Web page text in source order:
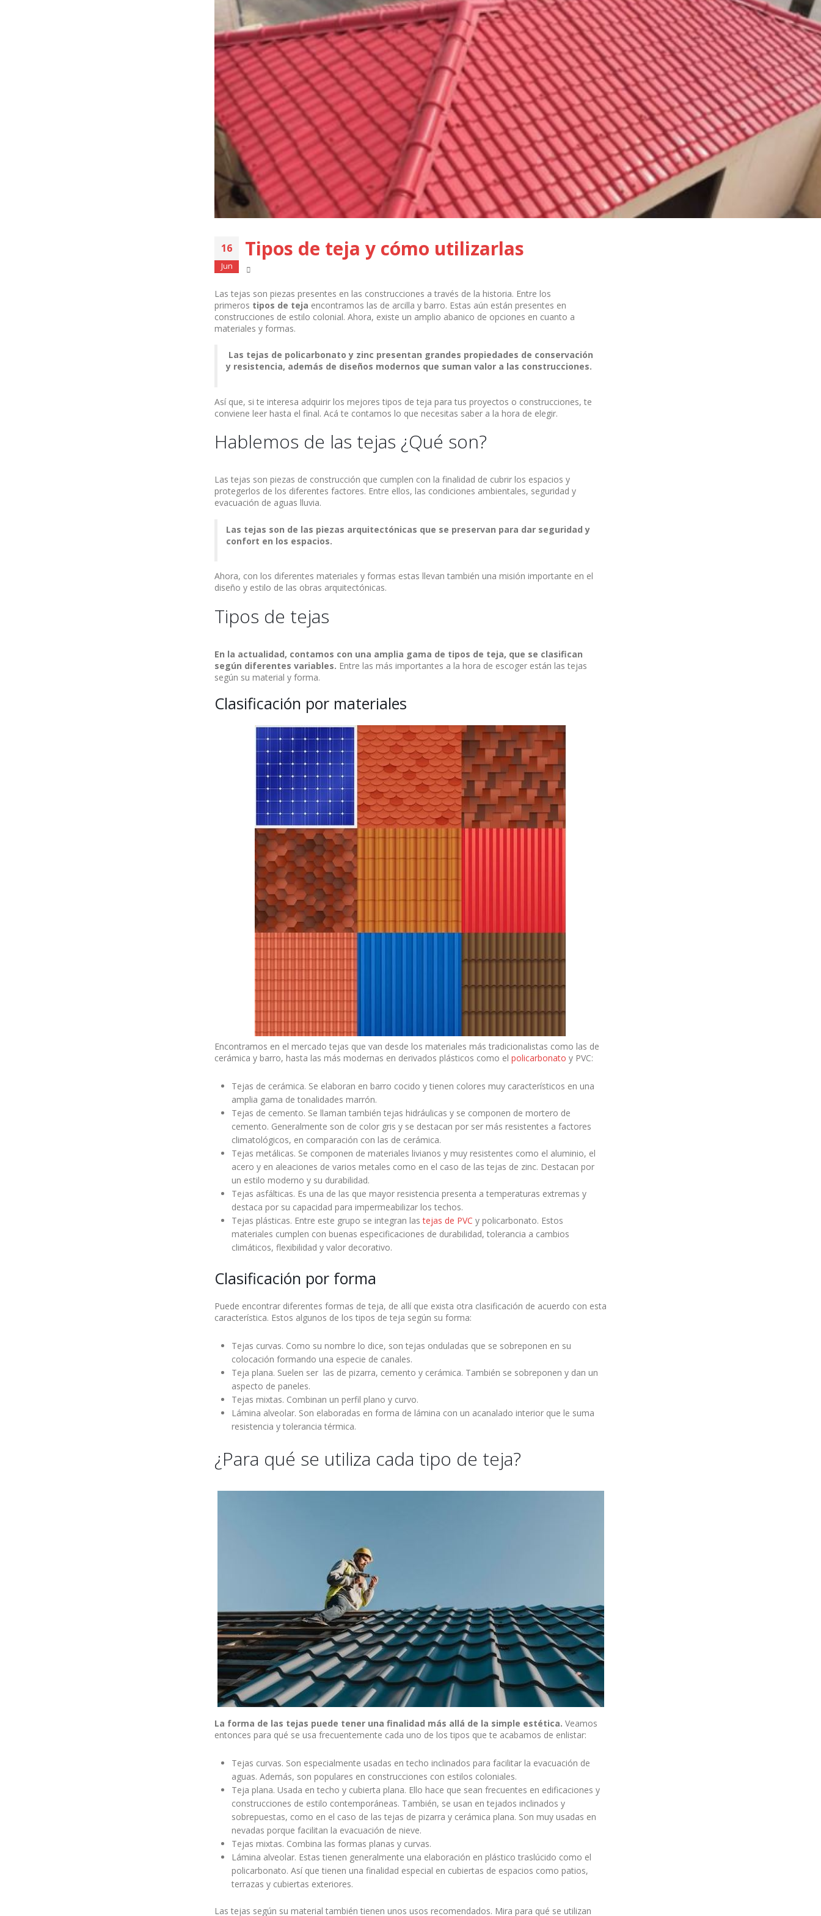
16
Jun
Tipos de teja y cómo utilizarlas
Las tejas son piezas presentes en las construcciones a través de la historia. Entre los
primeros tipos de teja encontramos las de arcilla y barro. Estas aún están presentes en
construcciones de estilo colonial. Ahora, existe un amplio abanico de opciones en cuanto a
materiales y formas.
Las tejas de policarbonato y zinc presentan grandes propiedades de conservación
y resistencia, además de diseños modernos que suman valor a las construcciones.
Así que, si te interesa adquirir los mejores tipos de teja para tus proyectos o construcciones, te
conviene leer hasta el final. Acá te contamos lo que necesitas saber a la hora de elegir.
Hablemos de las tejas ¿Qué son?
Las tejas son piezas de construcción que cumplen con la finalidad de cubrir los espacios y
protegerlos de los diferentes factores. Entre ellos, las condiciones ambientales, seguridad y
evacuación de aguas lluvia.
Las tejas son de las piezas arquitectónicas que se preservan para dar seguridad y
confort en los espacios.
Ahora, con los diferentes materiales y formas estas llevan también una misión importante en el
diseño y estilo de las obras arquitectónicas.
Tipos de tejas
En la actualidad, contamos con una amplia gama de tipos de teja, que se clasifican
según diferentes variables. Entre las más importantes a la hora de escoger están las tejas
según su material y forma.
Clasificación por materiales
Encontramos en el mercado tejas que van desde los materiales más tradicionalistas como las de
cerámica y barro, hasta las más modernas en derivados plásticos como el policarbonato y PVC:
Tejas de cerámica. Se elaboran en barro cocido y tienen colores muy característicos en una
amplia gama de tonalidades marrón.
Tejas de cemento. Se llaman también tejas hidráulicas y se componen de mortero de
cemento. Generalmente son de color gris y se destacan por ser más resistentes a factores
climatológicos, en comparación con las de cerámica.
Tejas metálicas. Se componen de materiales livianos y muy resistentes como el aluminio, el
acero y en aleaciones de varios metales como en el caso de las tejas de zinc. Destacan por
un estilo moderno y su durabilidad.
Tejas asfálticas. Es una de las que mayor resistencia presenta a temperaturas extremas y
destaca por su capacidad para impermeabilizar los techos.
Tejas plásticas. Entre este grupo se integran lastejas de PVC y policarbonato. Estos
materiales cumplen con buenas especificaciones de durabilidad, tolerancia a cambios
climáticos, flexibilidad y valor decorativo.
Clasificación por forma
Puede encontrar diferentes formas de teja, de allí que exista otra clasificación de acuerdo con esta
característica. Estos algunos de los tipos de teja según su forma:
Tejas curvas. Como su nombre lo dice, son tejas onduladas que se sobreponen en su
colocación formando una especie de canales.
Teja plana. Suelen ser las de pizarra, cemento y cerámica. También se sobreponen y dan un
aspecto de paneles.
Tejas mixtas. Combinan un perfil plano y curvo.
Lámina alveolar. Son elaboradas en forma de lámina con un acanalado interior que le suma
resistencia y tolerancia térmica.
¿Para qué se utiliza cada tipo de teja?
La forma de las tejas puede tener una finalidad más allá de la simple estética. Veamos
entonces para qué se usa frecuentemente cada uno de los tipos que te acabamos de enlistar:
Tejas curvas. Son especialmente usadas en techo inclinados para facilitar la evacuación de
aguas. Además, son populares en construcciones con estilos coloniales.
Teja plana. Usada en techo y cubierta plana. Ello hace que sean frecuentes en edificaciones y
construcciones de estilo contemporáneas. También, se usan en tejados inclinados y
sobrepuestas, como en el caso de las tejas de pizarra y cerámica plana. Son muy usadas en
nevadas porque facilitan la evacuación de nieve.
Tejas mixtas. Combina las formas planas y curvas.
Lámina alveolar. Estas tienen generalmente una elaboración en plástico traslúcido como el
policarbonato. Así que tienen una finalidad especial en cubiertas de espacios como patios,
terrazas y cubiertas exteriores.
Las tejas según su material también tienen unos usos recomendados. Mira para qué se utilizan